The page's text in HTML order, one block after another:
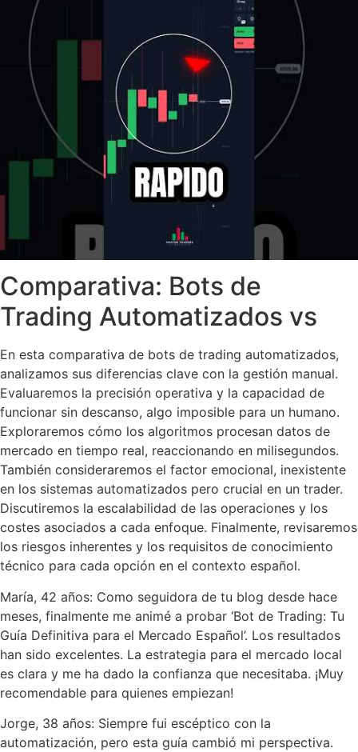
Comparativa: Bots de
Trading Automatizados vs
En esta comparativa de bots de trading automatizados,
analizamos sus diferencias clave con la gestión manual.
Evaluaremos la precisión operativa y la capacidad de
funcionar sin descanso, algo imposible para un humano.
Exploraremos cómo los algoritmos procesan datos de
mercado en tiempo real, reaccionando en milisegundos.
También consideraremos el factor emocional, inexistente
en los sistemas automatizados pero crucial en un trader.
Discutiremos la escalabilidad de las operaciones y los
costes asociados a cada enfoque. Finalmente, revisaremos
los riesgos inherentes y los requisitos de conocimiento
técnico para cada opción en el contexto español.
María, 42 años: Como seguidora de tu blog desde hace
meses, finalmente me animé a probar ‘Bot de Trading: Tu
Guía Definitiva para el Mercado Español’. Los resultados
han sido excelentes. La estrategia para el mercado local
es clara y me ha dado la confianza que necesitaba. ¡Muy
recomendable para quienes empiezan!
Jorge, 38 años: Siempre fui escéptico con la
automatización, pero esta guía cambió mi perspectiva.